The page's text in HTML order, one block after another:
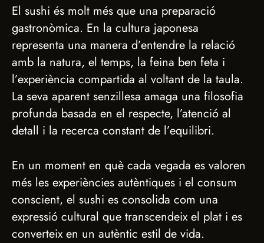
El sushi és molt més que una preparació
gastronòmica. En la cultura japonesa
representa una manera d’entendre la relació
amb la natura, el temps, la feina ben feta i
l’experiència compartida al voltant de la taula.
La seva aparent senzillesa amaga una filosofia
profunda basada en el respecte, l’atenció al
detall i la recerca constant de l’equilibri.
En un moment en què cada vegada es valoren
més les experiències autèntiques i el consum
conscient, el sushi es consolida com una
expressió cultural que transcendeix el plat i es
converteix en un autèntic estil de vida.